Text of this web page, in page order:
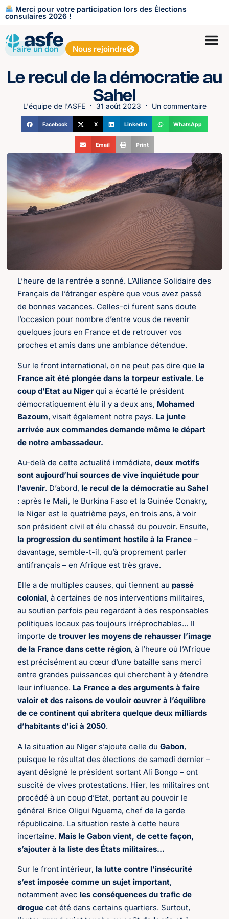
Merci pour votre participation lors des Élections
consulaires 2026 !
Faire un don Nous rejoindre
Le recul de la démocratie au
Sahel
L'équipe de l'ASFE 31 août 2023 Un commentaire
Facebook X LinkedIn WhatsApp
Email Print
L’heure de la rentrée a sonné. L’Alliance Solidaire des
Français de l’étranger espère que vous avez passé
de bonnes vacances. Celles-ci furent sans doute
l’occasion pour nombre d’entre vous de revenir
quelques jours en France et de retrouver vos
proches et amis dans une ambiance détendue.
Sur le front international, on ne peut pas dire que la
France ait été plongée dans la torpeur estivale. Le
coup d’Etat au Niger qui a écarté le président
démocratiquement élu il y a deux ans, Mohamed
Bazoum, visait également notre pays. La junte
arrivée aux commandes demande même le départ
de notre ambassadeur.
Au-delà de cette actualité immédiate,deux motifs
sont aujourd’hui sources de vive inquiétude pour
l’avenir. D’abord, le recul de la démocratie au Sahel
: après le Mali, le Burkina Faso et la Guinée Conakry,
le Niger est le quatrième pays, en trois ans, à voir
son président civil et élu chassé du pouvoir. Ensuite,
la progression du sentiment hostile à la France–
davantage, semble-t-il, qu’à proprement parler
antifrançais – en Afrique est très grave.
Elle a de multiples causes, qui tiennent au passé
colonial, à certaines de nos interventions militaires,
au soutien parfois peu regardant à des responsables
politiques locaux pas toujours irréprochables… Il
importe detrouver les moyens de rehausser l’image
de la France dans cette région, à l’heure où l’Afrique
est précisément au cœur d’une bataille sans merci
entre grandes puissances qui cherchent à y étendre
leur influence. La France a des arguments à faire
valoir et des raisons de vouloir œuvrer à l’équilibre
de ce continent qui abritera quelque deux milliards
d’habitants d’ici à 2050.
A la situation au Niger s’ajoute celle du Gabon,
puisque le résultat des élections de samedi dernier –
ayant désigné le président sortant Ali Bongo – ont
suscité de vives protestations. Hier, les militaires ont
procédé à un coup d’Etat, portant au pouvoir le
général Brice Oligui Nguema, chef de la garde
républicaine. La situation reste à cette heure
incertaine. Mais le Gabon vient, de cette façon,
s’ajouter à la liste des États militaires…
Sur le front intérieur, la lutte contre l’insécurité
s’est imposée comme un sujet important,
notamment avec les conséquences du trafic de
drogue cet été dans certains quartiers. Surtout,